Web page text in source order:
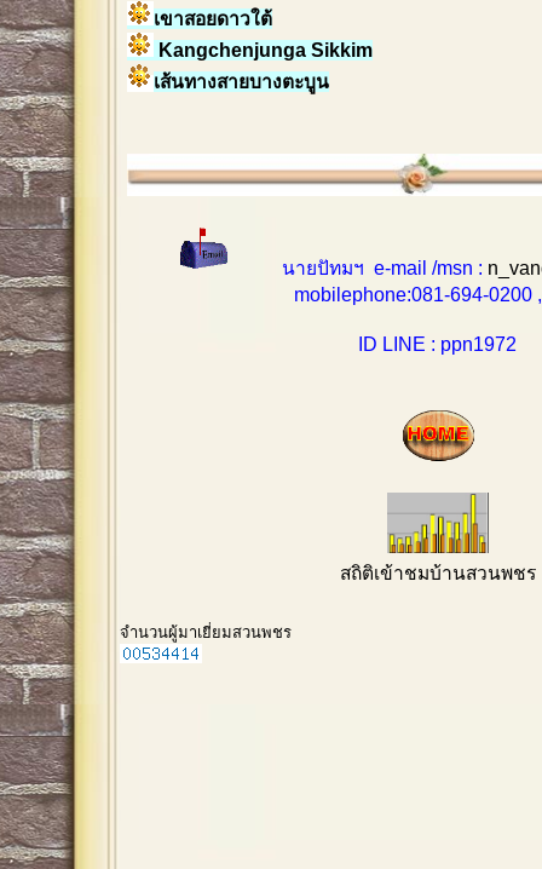
เขาสอยดาวใต้
Kangchenjunga Sikkim
เส้นทางสายบางตะบูน
นายปัทมฯ e-mail /msn :
mobilephone:081-694-0200 ,
ID LINE : ppn1972
สถิติเข้าชมบ้านสวนพชร
จำนวนผู้มาเยี่ยมสวนพชร